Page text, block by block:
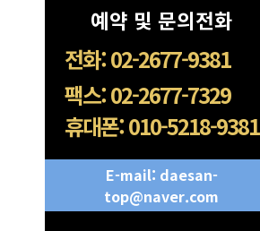
예약 및 문의전화
전화: 02-2677-9381
팩스: 02-2677-7329
휴대폰: 010-5218-9381
E-mail: daesan-
top@naver.com